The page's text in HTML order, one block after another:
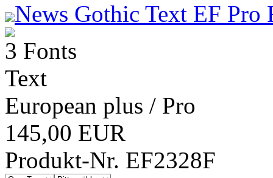
News Gothic Text EF Pro
3 Fonts
Text
European plus / Pro
145,00 EUR
Produkt-Nr. EF2328F